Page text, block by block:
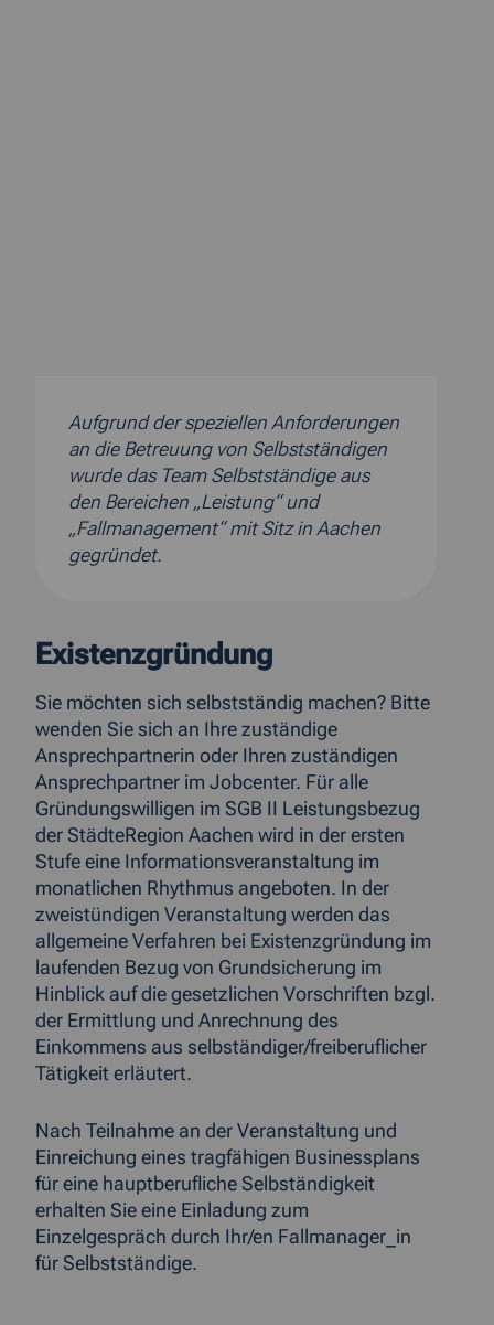
Aufgrund der speziellen Anforderungen
an die Betreuung von Selbstständigen
wurde das Team Selbstständige aus
den Bereichen „Leistung“ und
„Fallmanagement“ mit Sitz in Aachen
gegründet.
Existenzgründung
Sie möchten sich selbstständig machen? Bitte
wenden Sie sich an Ihre zuständige
Ansprechpartnerin oder Ihren zuständigen
Ansprechpartner im Jobcenter. Für alle
Gründungswilligen im SGB II Leistungsbezug
der StädteRegion Aachen wird in der ersten
Stufe eine Informationsveranstaltung im
monatlichen Rhythmus angeboten. In der
zweistündigen Veranstaltung werden das
allgemeine Verfahren bei Existenzgründung im
laufenden Bezug von Grundsicherung im
Hinblick auf die gesetzlichen Vorschriften bzgl.
der Ermittlung und Anrechnung des
Einkommens aus selbständiger/freiberuflicher
Tätigkeit erläutert.
Nach Teilnahme an der Veranstaltung und
Einreichung eines tragfähigen Businessplans
für eine hauptberufliche Selbständigkeit
erhalten Sie eine Einladung zum
Einzelgespräch durch Ihr/en Fallmanager_in
für Selbstständige.